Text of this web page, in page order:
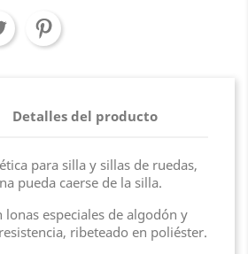
Detalles del producto
para silla y sillas de ruedas,
pueda caerse de la silla.
lonas especiales de algodón y
ribeteado en poliéster.